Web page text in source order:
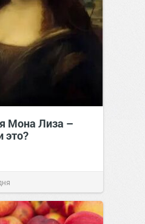
Мона Лиза –
это?